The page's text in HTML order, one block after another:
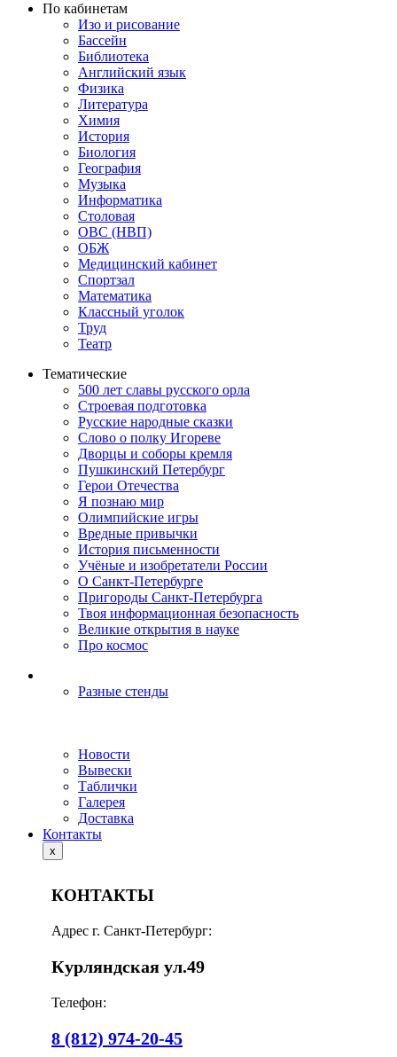
По кабинетам
Изо и рисование
Бассейн
Библиотека
Английский язык
Физика
Литература
Химия
История
Биология
География
Музыка
Информатика
Столовая
ОВС (НВП)
ОБЖ
Медицинский кабинет
Спортзал
Математика
Классный уголок
Труд
Театр
Тематические
500 лет славы русского орла
Строевая подготовка
Русские народные сказки
Слово о полку Игореве
Дворцы и соборы кремля
Пушкинский Петербург
Герои Отечества
Я познаю мир
Олимпийские игры
Вредные привычки
История письменности
Учёные и изобретатели России
О Санкт-Петербурге
Пригороды Санкт-Петербурга
Твоя информационная безопасность
Великие открытия в науке
Про космос
Разные стенды
Новости
Вывески
Таблички
Галерея
Доставка
Контакты
x
КОНТАКТЫ
Адрес г. Санкт-Петербург:
Курляндская ул.49
Телефон:
8 (812) 974-20-45